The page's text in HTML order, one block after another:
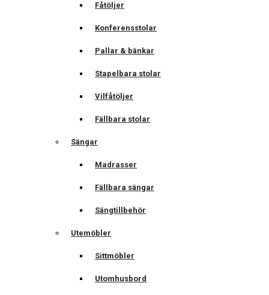
Fåtöljer
Konferensstolar
Pallar & bänkar
Stapelbara stolar
Vilfåtöljer
Fällbara stolar
Sängar
Madrasser
Fällbara sängar
Sängtillbehör
Utemöbler
Sittmöbler
Utomhusbord